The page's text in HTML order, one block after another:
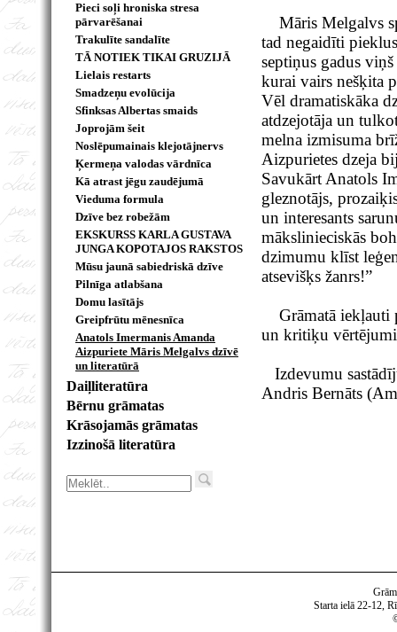
Pieci soļi hroniska stresa
pārvarēšanai
Trakulīte sandalīte
TĀ NOTIEK TIKAI GRUZIJĀ
Lielais restarts
Smadzeņu evolūcija
Sfinksas Albertas smaids
Joprojām šeit
Noslēpumainais klejotājnervs
Ķermeņa valodas vārdnīca
Kā atrast jēgu zaudējumā
Vieduma formula
Dzīve bez robežām
EKSKURSS KARLA GUSTAVA
JUNGA KOPOTAJOS RAKSTOS
Mūsu jaunā sabiedriskā dzīve
Pilnīga atlabšana
Domu lasītājs
Greipfrūtu mēnesnīca
Anatols Imermanis Amanda
Aizpuriete Māris Melgalvs dzīvē
un literatūrā
Daiļliteratūra
Bērnu grāmatas
Krāsojamās grāmatas
Izzinošā literatūra
Māris Melgalvs
tad negaidīti
septiņus gadus
kurai vairs nešķita
Vēl dramatiskāka
atdzejotāja un
melna izmisuma
Aizpurietes dzeja
Savukārt Anatols
gleznotājs,
un interesants
mākslinieciskās
dzimumu klīst
atsevišķs žanrs!”
Grāmatā iekļauti
un kritiķu
Izdevumu
Andris Bernāts
Starta ielā 22-12,